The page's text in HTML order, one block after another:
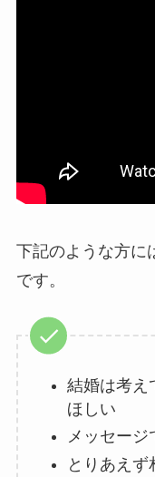
下記のような方に
です。
結婚は考え
ほしい
メッセージ
とりあえず